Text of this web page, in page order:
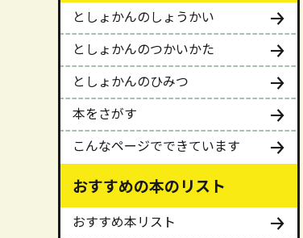
としょかんのしょうかい
としょかんのつかいかた
としょかんのひみつ
本をさがす
こんなページでできています
おすすめの本のリスト
おすすめ本リスト